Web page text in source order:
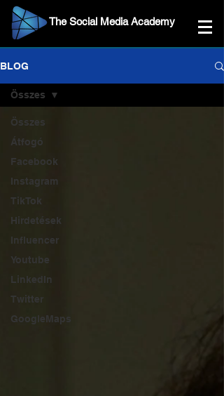
The Social Media Academy
BLOG
Összes
Átfogó
Facebook
Instagram
TikTok
Hirdetések
Influencer
Youtube
LinkedIn
Twitter
GoogleMaps
Összes